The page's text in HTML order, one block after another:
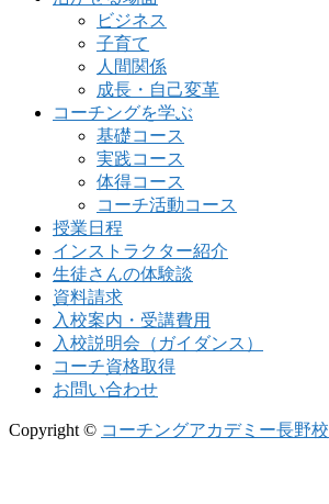
ビジネス
子育て
人間関係
成長・自己変革
コーチングを学ぶ
基礎コース
実践コース
体得コース
コーチ活動コース
授業日程
インストラクター紹介
生徒さんの体験談
資料請求
入校案内・受講費用
入校説明会（ガイダンス）
コーチ資格取得
お問い合わせ
Copyright © コーチングアカデミー長野校